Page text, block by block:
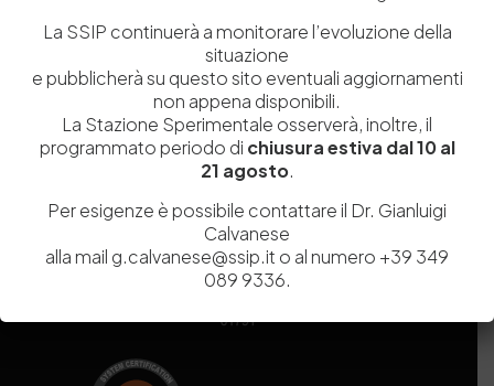
Codice di iscrizione all’Anagrafe Nazionale delle Ricerche del
Capitale SocialeEuro 9.690.240,00
stazionesperimentaleindustriapelli@legalmail.it
Sede legaleVia Campi Flegrei, 34 – 80078 Pozzuoli (NA) – Tel. +39
081 5979100
La SSIP continuerà a monitorare l’evoluzione della
situazione
e pubblicherà su questo sito eventuali aggiornamenti
non appena disponibili.
La Stazione Sperimentale osserverà, inoltre, il
programmato periodo di chiusura estiva dal 10 al
21 agosto.
Per esigenze è possibile contattare il Dr. Gianluigi
Calvanese
alla mail g.calvanese@ssip.it o al numero +39 349
089 9336.